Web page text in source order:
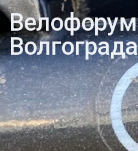
Велофорум
Волгограда